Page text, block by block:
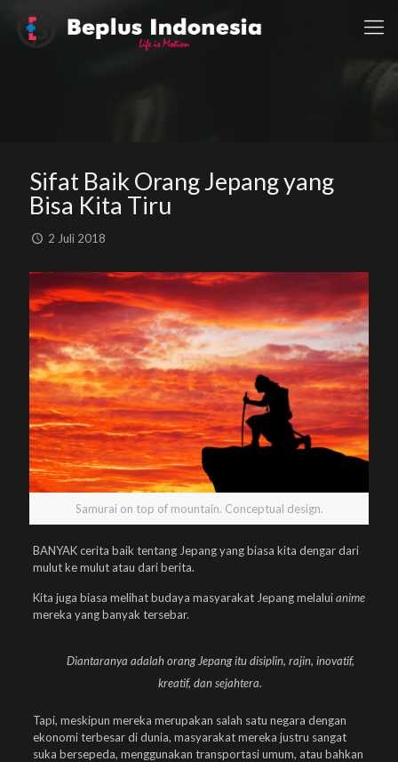
Sifat Baik Orang Jepang yang
Bisa Kita Tiru
2 Juli 2018
Samurai on top of mountain. Conceptual design.
BANYAK cerita baik tentang Jepang yang biasa kita dengar dari
mulut ke mulut atau dari berita.
Kita juga biasa melihat budaya masyarakat Jepang melaluianime
mereka yang banyak tersebar.
Diantaranya adalah orang Jepang itu disiplin, rajin, inovatif,
kreatif, dan sejahtera.
Tapi, meskipun mereka merupakan salah satu negara dengan
ekonomi terbesar di dunia, masyarakat mereka justru sangat
suka bersepeda, menggunakan transportasi umum, atau bahkan